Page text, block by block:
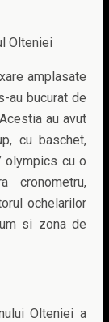
amplasate
au bucurat de
au avut
cu baschet,
olympics cu o
cronometru,
ochelarilor
si zona de
Olteniei a